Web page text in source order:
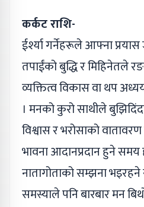
कर्कट राशि-
ईर्श्या गर्नेहरूले आफ्ना
तपाईंको बुद्धि र मिहिनेतले
व्यक्तित्व विकास वा थप
। मनको कुरो साथीले
विश्वास र भरोसाको
भावना आदानप्रदान हुने समय
नातागोताको सम्झना
समस्याले पनि बारबार मन